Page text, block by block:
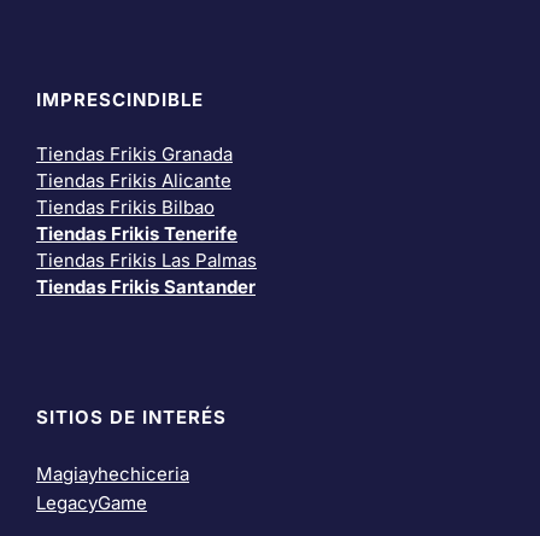
IMPRESCINDIBLE
Tiendas Frikis Granada
Tiendas Frikis Alicante
Tiendas Frikis Bilbao
Tiendas Frikis Tenerife
Tiendas Frikis Las Palmas
Tiendas Frikis Santander
SITIOS DE INTERÉS
Magiayhechiceria
LegacyGame